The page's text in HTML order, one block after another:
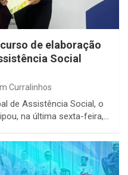
de elaboração
Social
Curralinhos
de Assistência Social, o
na última sexta-feira,…